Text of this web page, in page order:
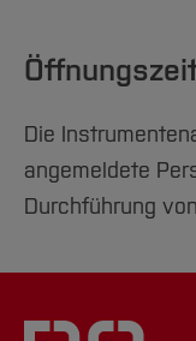
Die
angemeldete
Durchführung